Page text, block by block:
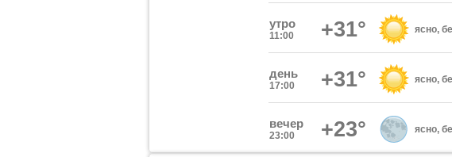
утро
11:00 +31° ясно,
день
17:00 +31° ясно,
вечер
23:00 +23° ясно,